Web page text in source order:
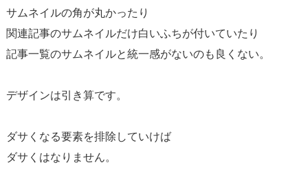
サムネイルの角が丸かったり
関連記事のサムネイルだけ白いふちが付いていたり
記事一覧のサムネイルと統一感がないのも良くない。
デザインは引き算です。
ダサくなる要素を排除していけば
ダサくはなりません。